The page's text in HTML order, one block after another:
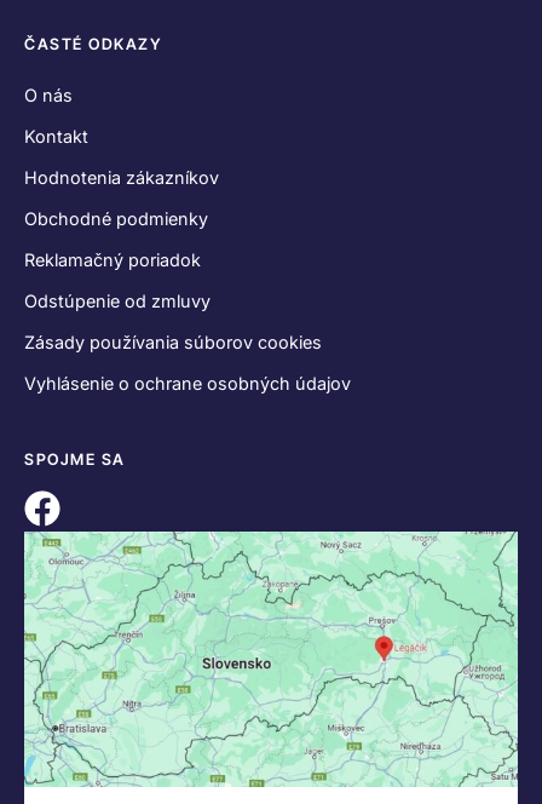
ČASTÉ ODKAZY
O nás
Kontakt
Hodnotenia zákazníkov
Obchodné podmienky
Reklamačný poriadok
Odstúpenie od zmluvy
Zásady používania súborov cookies
Vyhlásenie o ochrane osobných údajov
SPOJME SA